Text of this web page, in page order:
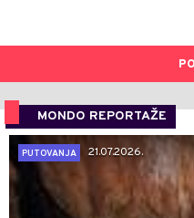
MONDO REPORTAŽE
PUTOVANJA
21.07.2026.